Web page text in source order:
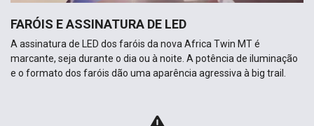
FARÓIS E ASSINATURA DE LED
A assinatura de LED dos faróis da nova Africa Twin MT é
marcante, seja durante o dia ou à noite. A potência de iluminação
e o formato dos faróis dão uma aparência agressiva à big trail.